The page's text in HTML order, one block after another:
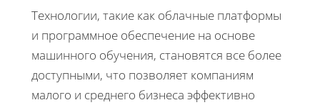
Технологии, такие как облачные платформы
и программное обеспечение на основе
машинного обучения, становятся все более
доступными, что позволяет компаниям
малого и среднего бизнеса эффективно